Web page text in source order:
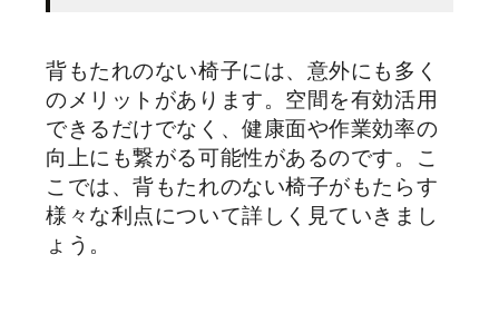
背もたれのない椅子には、意外にも多く
のメリットがあります。空間を有効活用
できるだけでなく、健康面や作業効率の
向上にも繋がる可能性があるのです。こ
こでは、背もたれのない椅子がもたらす
様々な利点について詳しく見ていきまし
ょう。